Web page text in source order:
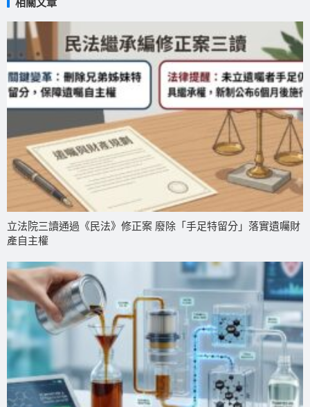
相關文章
立法院三讀通過《民法》修正案 廢除「手足特留分」落實遺囑財
產自主權